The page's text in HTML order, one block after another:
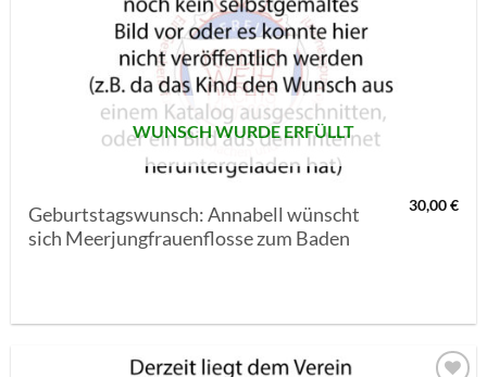
WUNSCH WURDE ERFÜLLT
Geburtstagswunsch: Annabell wünscht
sich Meerjungfrauenflosse zum Baden
30,00€